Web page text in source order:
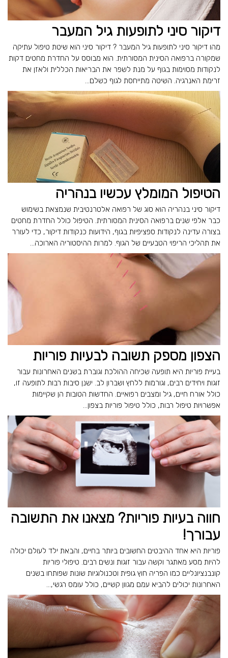
דיקור סיני לתופעות גיל המעבר
מהו דיקור סיני לתופעות גיל המעבר ? דיקור סיני הוא שיטת טיפול עתיקה
שמקורה ברפואה הסינית המסורתית. הוא מבוסס על החדרת מחטים דקות
לנקודות מסוימות בגוף על מנת לשפר את הבריאות הכללית ולאזן את
זרימת האנרגיה. השיטה מתייחסת לגוף כשלם...
הטיפול המומלץ עכשיו בנהריה
דיקור סיני בנהריה הוא סוג של רפואה אלטרנטיבית שנמצאת בשימוש
כבר אלפי שנים ברפואה הסינית המסורתית. הטיפול כולל החדרת מחטים
בצורה עדינה לנקודות ספציפיות בגוף, הידועות כנקודות דיקור, כדי לעורר
את תהליכי הריפוי הטבעיים של הגוף. למרות ההיסטוריה הארוכה...
הצפון מספק תשובה לבעיות פוריות
בעיית פוריות היא תופעה שכיחה ההולכת וגוברת בשנים האחרונות עבור
זוגות ויחידים רבים, וגורמות ללחץ ושברון לב. ישנן סיבות רבות לתופעה זו,
כולל אורח חיים, גיל ומצבים רפואיים. החדשות הטובות הן שקיימות
אפשרויות טיפול רבות, כולל טיפול פוריות בצפון...
חווה בעיות פוריות? מצאנו את התשובה
עבורך!
פוריות היא אחד ההיבטים החשובים ביותר בחיים, והבאת ילד לעולם יכולה
להיות מסע מאתגר וקשה עבור זוגות ונשים רבים. טיפולי פוריות
קונבנציונליים כמו הפריה חוץ גופית וטכנולוגיות שונות שפותחו בשנים
האחרונות יכולים להביא עמם מגוון קשיים, כולל עומס רגשי,...